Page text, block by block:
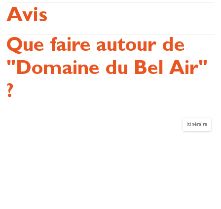
Avis
Que faire autour de
"Domaine du Bel Air"
?
Itinéraire